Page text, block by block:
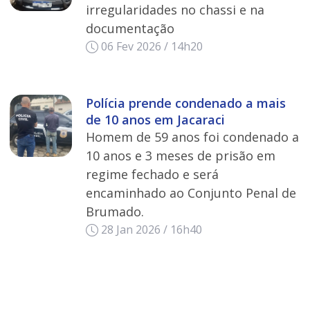
irregularidades no chassi e na
documentação
06 Fev 2026 / 14h20
Polícia prende condenado a mais
de 10 anos em Jacaraci
Homem de 59 anos foi condenado a
10 anos e 3 meses de prisão em
regime fechado e será
encaminhado ao Conjunto Penal de
Brumado.
28 Jan 2026 / 16h40